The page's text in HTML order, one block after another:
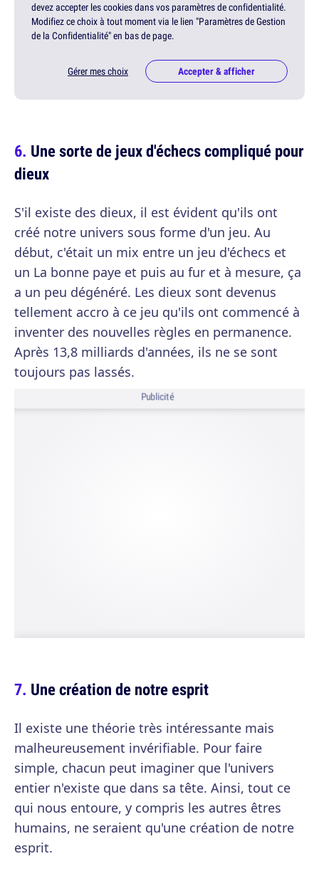
devez accepter les cookies dans vos paramètres de confidentialité.
Modifiez ce choix à tout moment via le lien "Paramètres de Gestion
de la Confidentialité" en bas de page.
Gérer mes choix Accepter & afficher
Une sorte de jeux d'échecs compliqué pour
dieux
S'il existe des dieux, il est évident qu'ils ont
créé notre univers sous forme d'un jeu. Au
début, c'était un mix entre un jeu d'échecs et
un La bonne paye et puis au fur et à mesure, ça
a un peu dégénéré. Les dieux sont devenus
tellement accro à ce jeu qu'ils ont commencé à
inventer des nouvelles règles en permanence.
Après 13,8 milliards d'années, ils ne se sont
toujours pas lassés.
Publicité
Une création de notre esprit
Il existe une théorie très intéressante mais
malheureusement invérifiable. Pour faire
simple, chacun peut imaginer que l'univers
entier n'existe que dans sa tête. Ainsi, tout ce
qui nous entoure, y compris les autres êtres
humains, ne seraient qu'une création de notre
esprit.